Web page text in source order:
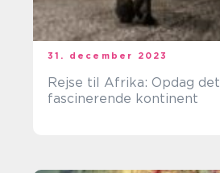
31. december 2023
Rejse til Afrika: Opdag det
fascinerende kontinent